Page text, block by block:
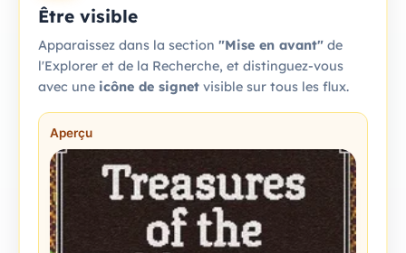
Être visible
Apparaissez dans la section "Mise en avant" de
l'Explorer et de la Recherche, et distinguez-vous
avec une icône de signet visible sur tous les flux.
Aperçu